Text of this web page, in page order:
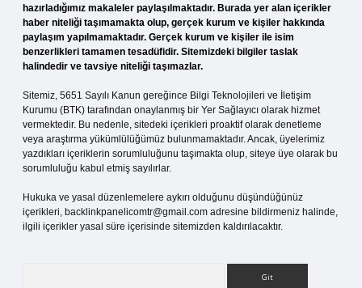
hazırladığımız makaleler paylaşılmaktadır. Burada yer alan içerikler
haber niteliği taşımamakta olup, gerçek kurum ve kişiler hakkında
paylaşım yapılmamaktadır. Gerçek kurum ve kişiler ile isim
benzerlikleri tamamen tesadüfidir. Sitemizdeki bilgiler taslak
halindedir ve tavsiye niteliği taşımazlar.
Sitemiz, 5651 Sayılı Kanun gereğince Bilgi Teknolojileri ve İletişim
Kurumu (BTK) tarafından onaylanmış bir Yer Sağlayıcı olarak hizmet
vermektedir. Bu nedenle, sitedeki içerikleri proaktif olarak denetleme
veya araştırma yükümlülüğümüz bulunmamaktadır. Ancak, üyelerimiz
yazdıkları içeriklerin sorumluluğunu taşımakta olup, siteye üye olarak bu
sorumluluğu kabul etmiş sayılırlar.
Hukuka ve yasal düzenlemelere aykırı olduğunu düşündüğünüz
içerikleri, backlinkpanelicomtr@gmail.com adresine bildirmeniz halinde,
ilgili içerikler yasal süre içerisinde sitemizden kaldırılacaktır.